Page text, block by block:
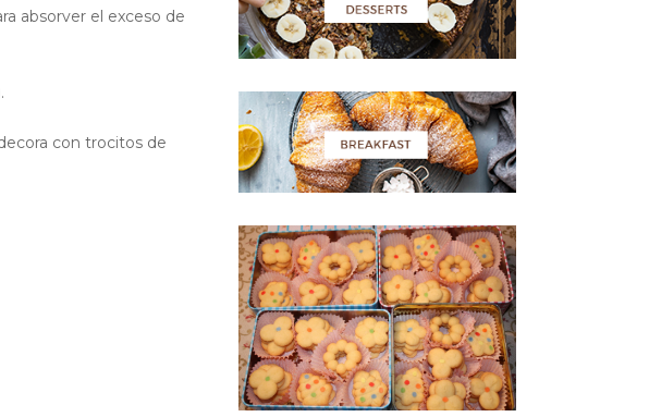
absorver el exceso de
con trocitos de